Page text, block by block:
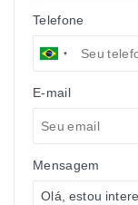
Telefone
E-mail
Mensagem